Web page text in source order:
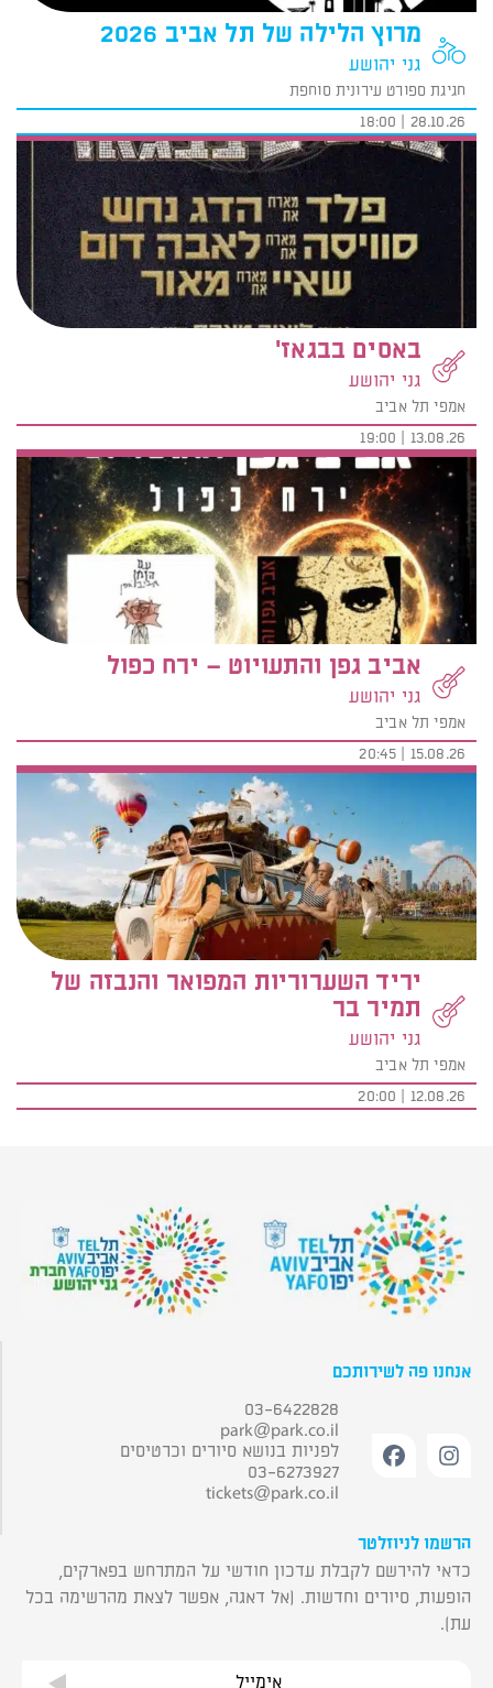
מרוץ הלילה של תל אביב 2026
גני יהושע
חגיגת ספורט עירונית סוחפת
28.10.26 | 18:00
באסים בבגאז'
גני יהושע
אמפי תל אביב
13.08.26 | 19:00
אביב גפן והתעויוט – ירח כפול
גני יהושע
אמפי תל אביב
15.08.26 | 20:45
יריד השערוריות המפואר והנבזה של
תמיר בר
גני יהושע
אמפי תל אביב
12.08.26 | 20:00
אנחנו פה לשירותכם
03-6422828
park@park.co.il
לפניות בנושא סיורים וכרטיסים
03-6273927
tickets@park.co.il
הרשמו לניוזלטר
כדאי להירשם לקבלת עדכון חודשי על המתרחש בפארקים,
הופעות, סיורים וחדשות. (אל דאגה, אפשר לצאת מהרשימה בכל
עת).
אימייל